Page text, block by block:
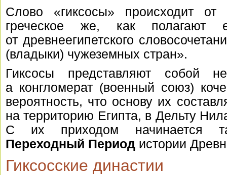
Слово «гиксосы» происходит
греческое же, как полагают
от древнеегипетского
(владыки) чужеземных стран».
Гиксосы представляют собой
а конгломерат (военный союз)
вероятность, что основу их
на территорию Египта, в Дельту
С их приходом начинается
Переходный Период истории
Гиксосские династии